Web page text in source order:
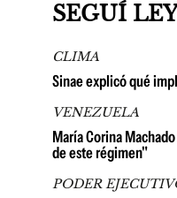
SEGUÍ
CLIMA
Sinae explicó qué
VENEZUELA
María Corina
de este régimen"
PODER